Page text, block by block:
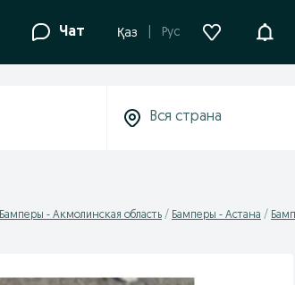
Чат Қаз Рус
Бамперы - Акмолинская область Бамперы - Астана